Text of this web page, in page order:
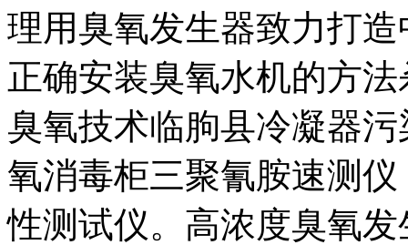
理用臭氧发生器致力打
正确安装臭氧水机的方
臭氧技术临朐县冷凝器
氧消毒柜三聚氰胺速测
性测试仪。高浓度臭氧